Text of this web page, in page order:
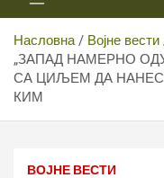
Насловна
Војне вести
„ЗАПАД НАМЕРНО
СА ЦИЉЕМ ДА
КИМ
ВОЈНЕ ВЕСТИ